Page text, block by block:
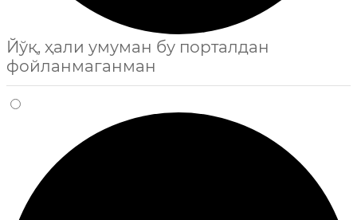
Йўқ, ҳали умуман бу порталдан
фойланмаганман